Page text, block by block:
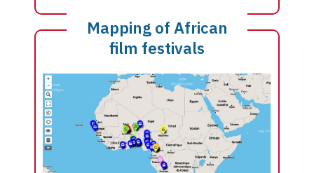
Mapping of African
film festivals